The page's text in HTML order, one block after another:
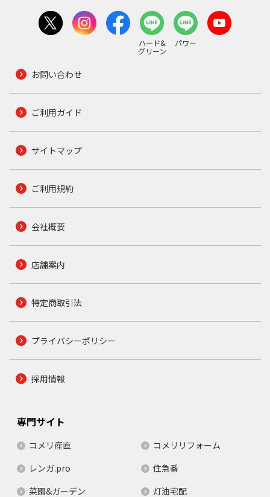
ハード&
グリーン
パワー
お問い合わせ
ご利用ガイド
サイトマップ
ご利用規約
会社概要
店舗案内
特定商取引法
プライバシーポリシー
採用情報
専門サイト
コメリ産直
コメリリフォーム
レンガ.pro
住急番
菜園&ガーデン
灯油宅配